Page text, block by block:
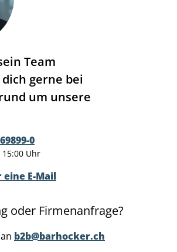
Team
gerne bei
um unsere
0
15:00 Uhr
E-Mail
oder Firmenanfrage?
b2b@barhocker.ch